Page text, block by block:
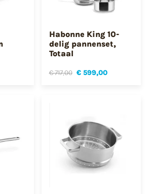
Habonne King 10-
delig pannenset,
Totaal
€ 717,00 € 599,00